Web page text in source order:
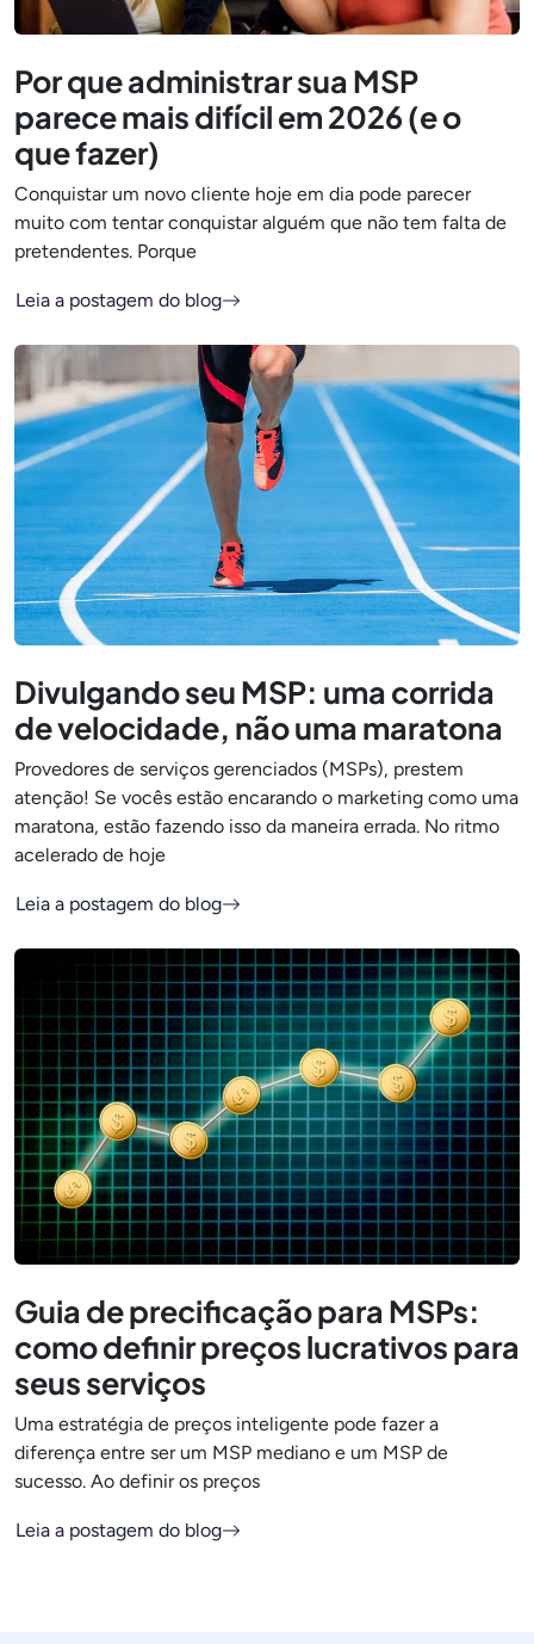
Por que administrar sua MSP
parece mais difícil em 2026 (e o
que fazer)
Conquistar um novo cliente hoje em dia pode parecer
muito com tentar conquistar alguém que não tem falta de
pretendentes. Porque
Leia a postagem do blog
Divulgando seu MSP: uma corrida
de velocidade, não uma maratona
Provedores de serviços gerenciados (MSPs), prestem
atenção! Se vocês estão encarando o marketing como uma
maratona, estão fazendo isso da maneira errada. No ritmo
acelerado de hoje
Leia a postagem do blog
Guia de precificação para MSPs:
como definir preços lucrativos para
seus serviços
Uma estratégia de preços inteligente pode fazer a
diferença entre ser um MSP mediano e um MSP de
sucesso. Ao definir os preços
Leia a postagem do blog